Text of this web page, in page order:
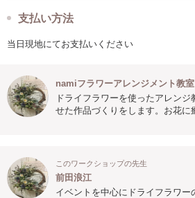
支払い方法
当日現地にてお支払いください
namiフラワーアレンジメント教室
ドライフラワーを使ったアレン
せた作品づくりをします。お花に
このワークショップの先生
前田浪江
イベントを中心にドライフラワー